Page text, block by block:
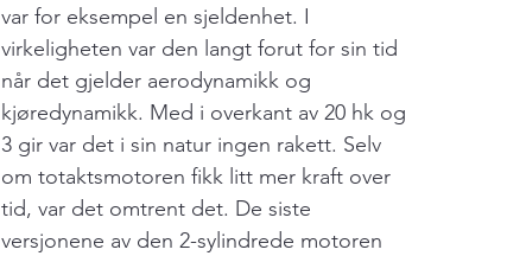
var for eksempel en sjeldenhet. I
virkeligheten var den langt forut for sin tid
når det gjelder aerodynamikk og
kjøredynamikk. Med i overkant av 20 hk og
3 gir var det i sin natur ingen rakett. Selv
om totaktsmotoren fikk litt mer kraft over
tid, var det omtrent det. De siste
versjonene av den 2-sylindrede motoren